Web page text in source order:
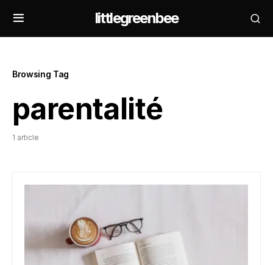
littlegreenbee
Browsing Tag
parentalité
1 article